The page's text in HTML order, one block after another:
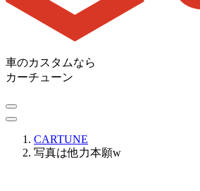
車のカスタムなら
カーチューン
CARTUNE
写真は他力本願w